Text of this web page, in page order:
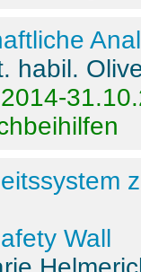
habil.
Wall